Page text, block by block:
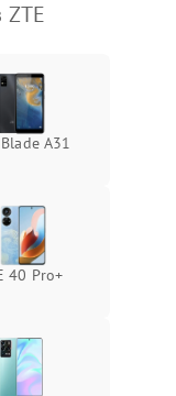
A31
40 Pro+